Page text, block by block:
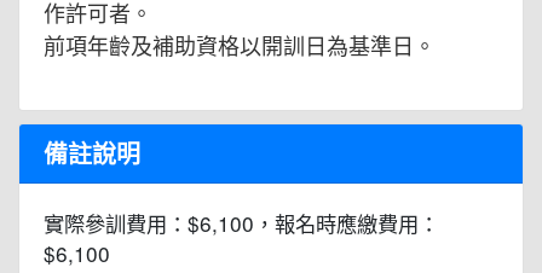
作許可者。
前項年齡及補助資格以開訓日為基準日。
備註說明
實際參訓費用：$6,100，報名時應繳費用：
$6,100